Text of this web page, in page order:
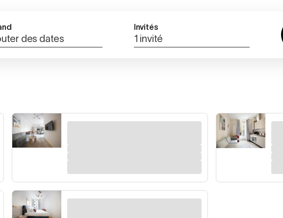
des dates
Invités
1 invité